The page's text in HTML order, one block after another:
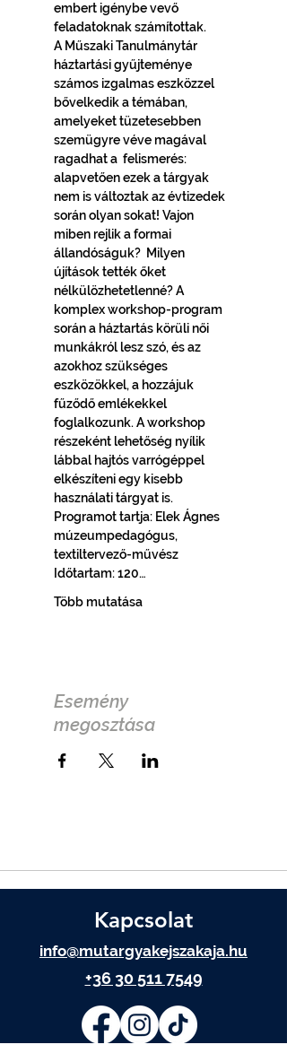
embert igénybe vevő
feladatoknak számítottak.
A Műszaki Tanulmánytár
háztartási gyűjteménye
számos izgalmas eszközzel
bővelkedik a témában,
amelyeket tüzetesebben
szemügyre véve magával
ragadhat a  felismerés:
alapvetően ezek a tárgyak
nem is változtak az évtizedek
során olyan sokat! Vajon
miben rejlik a formai
állandóságuk?  Milyen
újítások tették őket
nélkülözhetetlenné? A
komplex workshop-program
során a háztartás körüli női
munkákról lesz szó, és az
azokhoz szükséges
eszközökkel, a hozzájuk
fűződő emlékekkel
foglalkozunk. A workshop
részeként lehetőség nyílik
lábbal hajtós varrógéppel
elkészíteni egy kisebb
használati tárgyat is.
Programot tartja: Elek Ágnes
múzeumpedagógus,
textiltervező-művész
Időtartam: 120…
Több mutatása
Esemény
megosztása
Kapcsolat
info@mutargyakejszakaja.hu
+36 30 511 7549